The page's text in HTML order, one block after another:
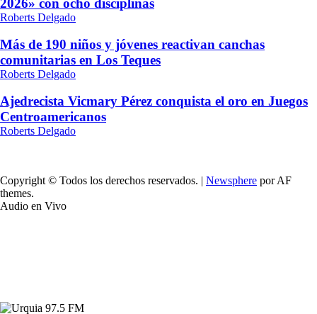
2026» con ocho disciplinas
Roberts Delgado
Más de 190 niños y jóvenes reactivan canchas
comunitarias en Los Teques
Roberts Delgado
Ajedrecista Vicmary Pérez conquista el oro en Juegos
Centroamericanos
Roberts Delgado
Copyright © Todos los derechos reservados. | Newsphere por AF
themes.
Audio en Vivo